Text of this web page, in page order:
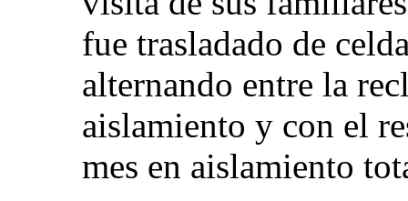
fue trasladado de
alternando entre la
aislamiento y con el
mes en aislamiento